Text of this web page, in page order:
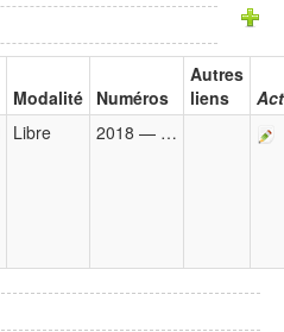
Modalité Numéros
Autres
liens
Libre 2018 — …